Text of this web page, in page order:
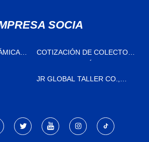
SOCIA
COTIZACIÓN DE COLECTOR
JR GLOBAL TALLER CO.,